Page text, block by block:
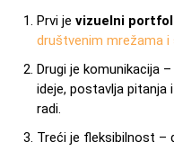
Prvi je vizuelni
društvenim mrežama i
Drugi je komunikacija
ideje, postavlja pitanja
radi.
Treći je fleksibilnost –